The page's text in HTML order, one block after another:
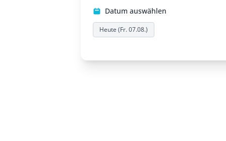
Datum auswählen
Heute (Fr. 07.08.)